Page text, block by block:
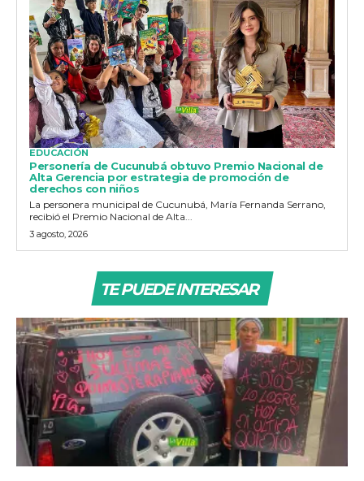
EDUCACIÓN
Personería de Cucunubá obtuvo Premio Nacional de
Alta Gerencia por estrategia de promoción de
derechos con niños
La personera municipal de Cucunubá, María Fernanda Serrano,
recibió el Premio Nacional de Alta...
3 agosto, 2026
TE PUEDE INTERESAR